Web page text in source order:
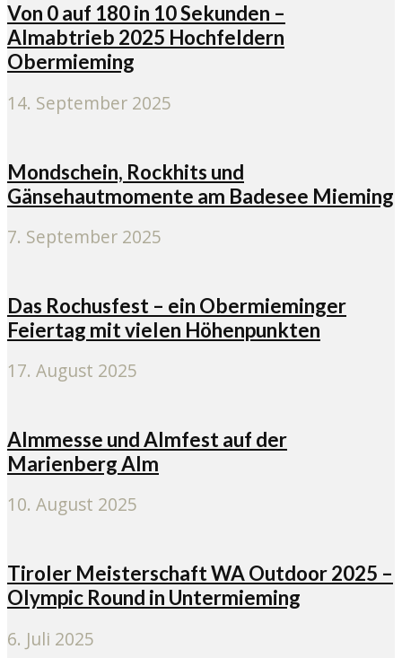
Von 0 auf 180 in 10 Sekunden –
Almabtrieb 2025 Hochfeldern
Obermieming
14. September 2025
Mondschein, Rockhits und
Gänsehautmomente am Badesee Mieming
7. September 2025
Das Rochusfest – ein Obermieminger
Feiertag mit vielen Höhenpunkten
17. August 2025
Almmesse und Almfest auf der
Marienberg Alm
10. August 2025
Tiroler Meisterschaft WA Outdoor 2025 –
Olympic Round in Untermieming
6. Juli 2025